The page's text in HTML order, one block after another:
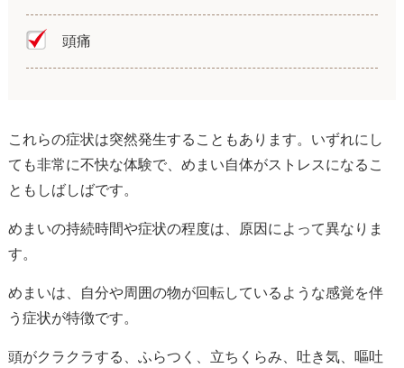
頭痛
これらの症状は突然発生することもあります。いずれにし
ても非常に不快な体験で、めまい自体がストレスになるこ
ともしばしばです。
めまいの持続時間や症状の程度は、原因によって異なりま
す。
めまいは、自分や周囲の物が回転しているような感覚を伴
う症状が特徴です。
頭がクラクラする、ふらつく、立ちくらみ、吐き気、嘔吐